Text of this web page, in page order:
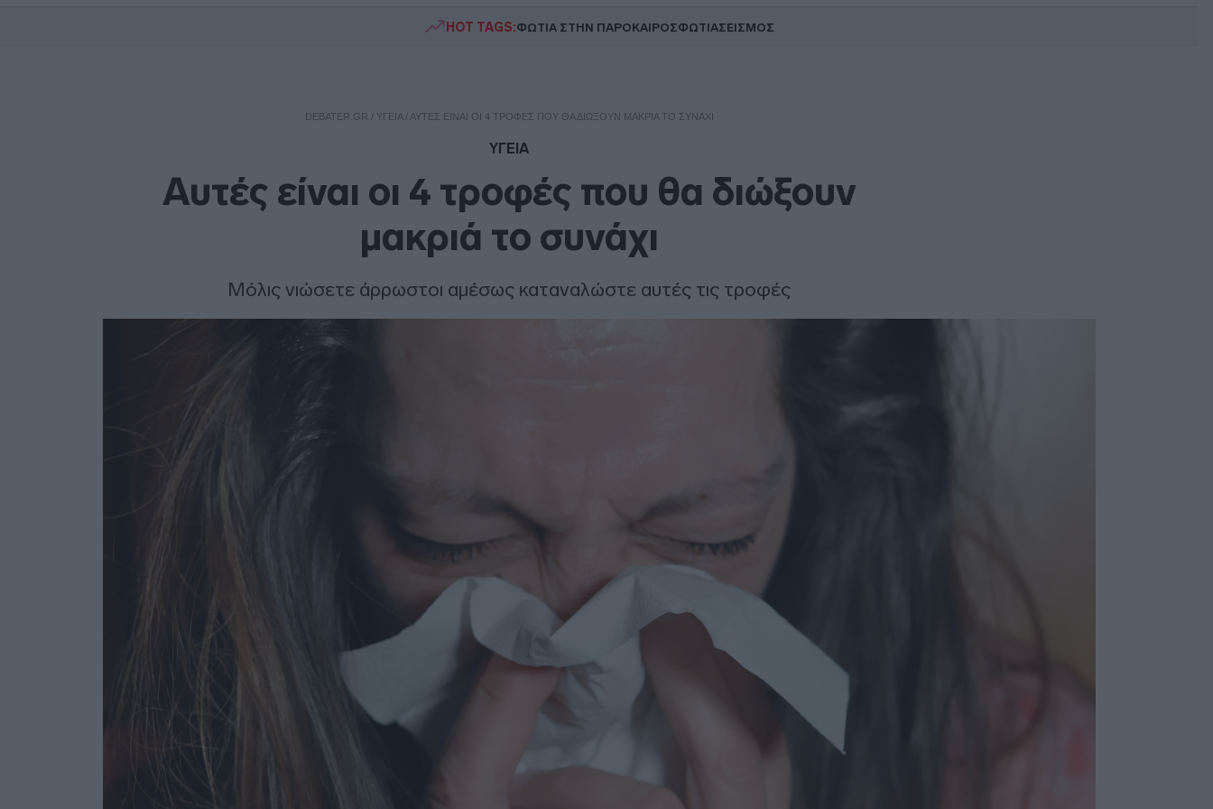
HOT TAGS:ΦΩΤΙΑ ΣΤΗΝ ΠΑΡΟΚΑΙΡΟΣΦΩΤΙΑΣΕΙΣΜΟΣ
DEBATER.GR / ΥΓΕΙΑ/ΑΥΤΈΣ ΕΊΝΑΙ ΟΙ 4 ΤΡΟΦΈΣ ΠΟΥ ΘΑ ΔΙΏΞΟΥΝ ΜΑΚΡΙΆ ΤΟ ΣΥΝΆΧΙ
ΥΓΕΙΑ
Αυτές είναι οι 4 τροφές που θα διώξουν
μακριά το συνάχι
Μόλις νιώσετε άρρωστοι αμέσως καταναλώστε αυτές τις τροφές